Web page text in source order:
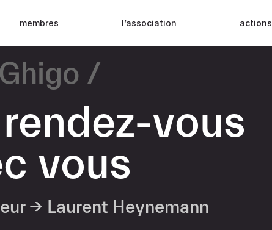
membres l’association actions
vous
vous
→ Laurent Heynemann